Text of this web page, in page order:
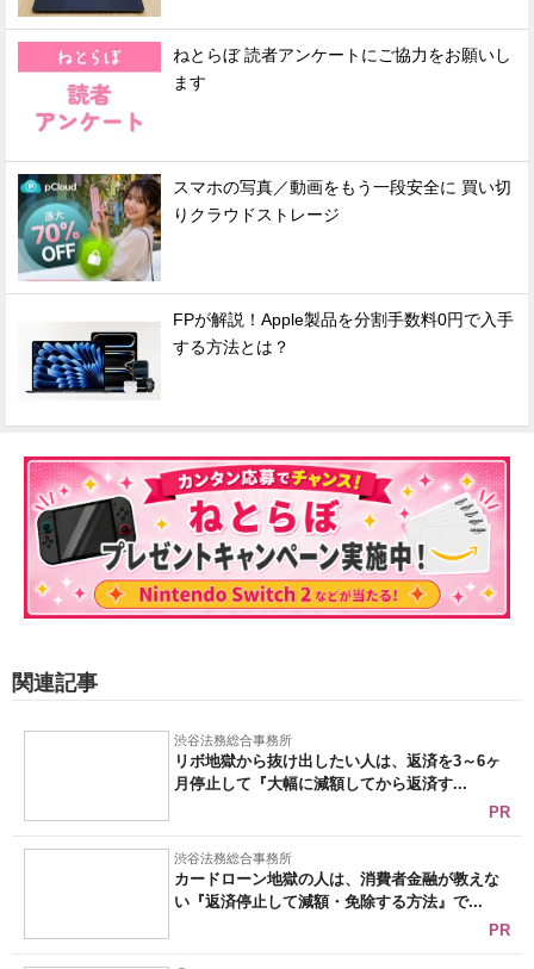
ねとらぼ 読者アンケートにご協力をお願いし
ます
スマホの写真／動画をもう一段安全に 買い切
りクラウドストレージ
FPが解説！Apple製品を分割手数料0円で入手
する方法とは？
関連記事
渋谷法務総合事務所
リボ地獄から抜け出したい人は、返済を3～6ヶ
月停止して『大幅に減額してから返済す...
PR
渋谷法務総合事務所
カードローン地獄の人は、消費者金融が教えな
い『返済停止して減額・免除する方法』で...
PR